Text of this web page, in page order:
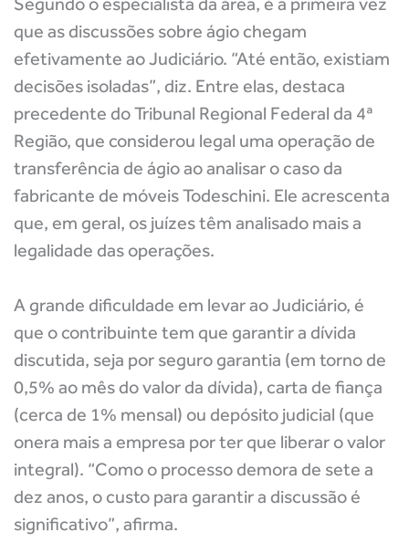
que as discussões sobre ágio chegam
efetivamente ao Judiciário. “Até então, existiam
decisões isoladas”, diz. Entre elas, destaca
precedente do Tribunal Regional Federal da 4ª
Região, que considerou legal uma operação de
transferência de ágio ao analisar o caso da
fabricante de móveis Todeschini. Ele acrescenta
que, em geral, os juízes têm analisado mais a
legalidade das operações.
A grande dificuldade em levar ao Judiciário, é
que o contribuinte tem que garantir a dívida
discutida, seja por seguro garantia (em torno de
0,5% ao mês do valor da dívida), carta de fiança
(cerca de 1% mensal) ou depósito judicial (que
onera mais a empresa por ter que liberar o valor
integral). “Como o processo demora de sete a
dez anos, o custo para garantir a discussão é
significativo”, afirma.